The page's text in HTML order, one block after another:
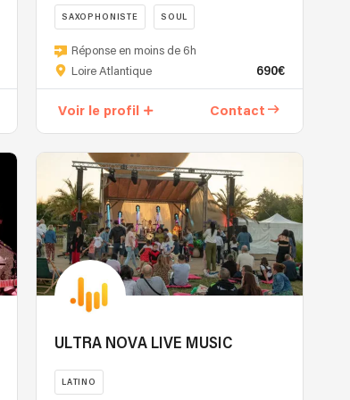
SAXOPHONISTE SOUL
Jazz
Classique,
New
Crooner,
Swing
Manouche,
Jazz
Latin,
Guinguette…
Un
cocktail
sur
Réponse en moins de 6h
Loire Atlantique
690€
Voir le profil Contact
ULTRA NOVA LIVE MUSIC
LATINO